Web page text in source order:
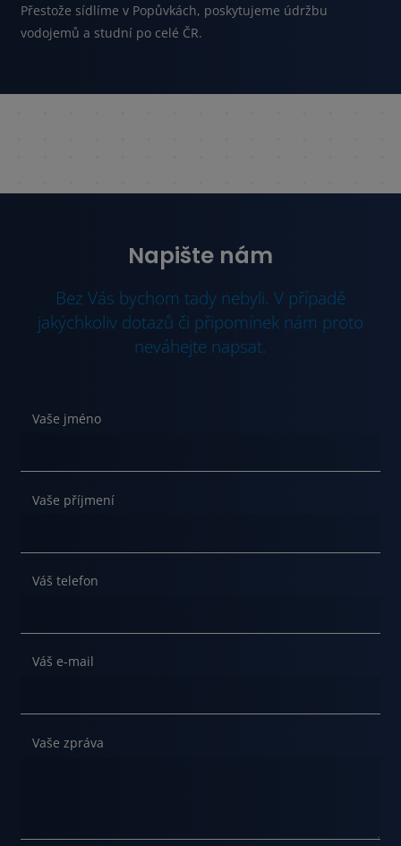
Přestože sídlíme v Popůvkách, poskytujeme údržbu
vodojemů a studní po celé ČR.
Napište nám
Bez Vás bychom tady nebyli. V případě
jakýchkoliv dotazů či připomínek nám proto
neváhejte napsat.
Vaše jméno
Vaše příjmení
Váš telefon
Váš e-mail
Vaše zpráva